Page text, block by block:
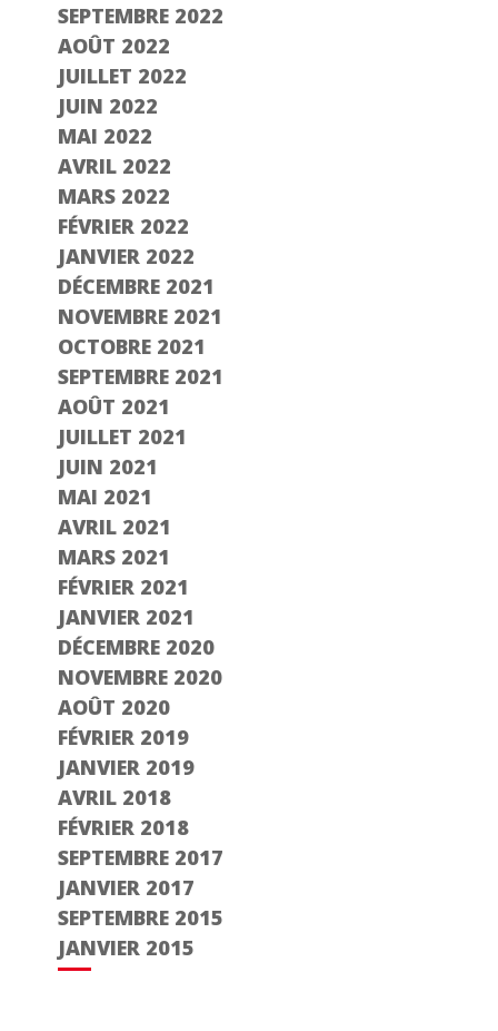
SEPTEMBRE 2022
AOÛT 2022
JUILLET 2022
JUIN 2022
MAI 2022
AVRIL 2022
MARS 2022
FÉVRIER 2022
JANVIER 2022
DÉCEMBRE 2021
NOVEMBRE 2021
OCTOBRE 2021
SEPTEMBRE 2021
AOÛT 2021
JUILLET 2021
JUIN 2021
MAI 2021
AVRIL 2021
MARS 2021
FÉVRIER 2021
JANVIER 2021
DÉCEMBRE 2020
NOVEMBRE 2020
AOÛT 2020
FÉVRIER 2019
JANVIER 2019
AVRIL 2018
FÉVRIER 2018
SEPTEMBRE 2017
JANVIER 2017
SEPTEMBRE 2015
JANVIER 2015